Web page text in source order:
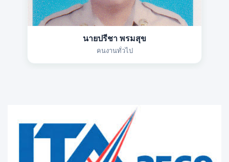
นายปรีชา พรมสุข
คนงานทั่วไป